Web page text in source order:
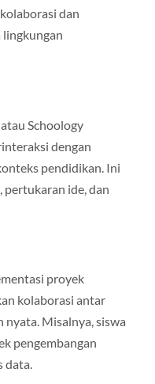
dan
lingkungan
Schoology
dengan
pendidikan. Ini
pertukaran ide, dan
proyek
kolaborasi antar
nyata. Misalnya, siswa
pengembangan